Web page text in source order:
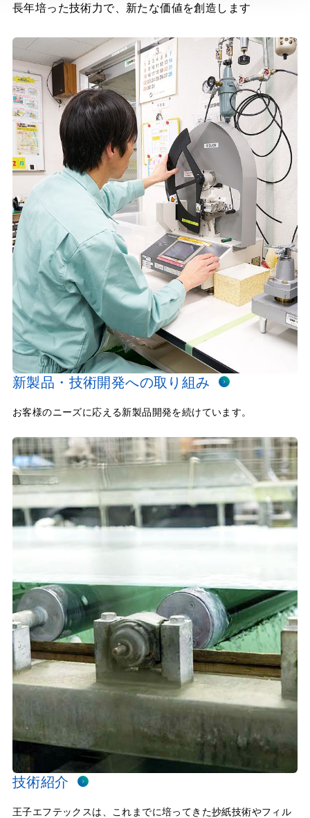
長年培った技術力で、 新たな価値を創造します
新製品・技術開発への取り組み
お客様のニーズに応える新製品開発を続けています。
技術紹介
王子エフテックスは、これまでに培ってきた抄紙技術やフィル